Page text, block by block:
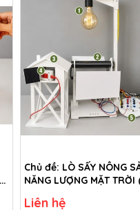
Chủ đề: LÒ SẤY NÔNG
NĂNG LƯỢNG MẶT
đề Lò sấy nông sản
Liên hệ